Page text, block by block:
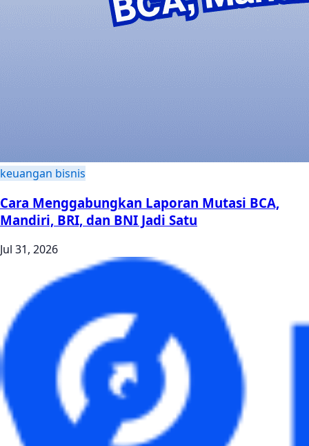
keuangan bisnis
Cara Menggabungkan Laporan Mutasi BCA,
Mandiri, BRI, dan BNI Jadi Satu
Jul 31, 2026